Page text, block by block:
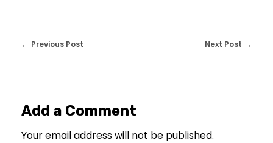
Previous Post Next Post
Add a Comment
Your email address will not be published.